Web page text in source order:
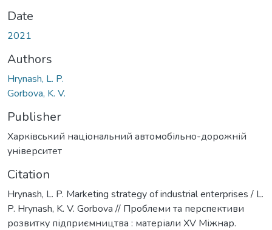
Date
2021
Authors
Hrynash, L. P.
Gorbova, K. V.
Publisher
Харківський національний автомобільно-дорожній
університет
Citation
Hrynash, L. P. Marketing strategy of industrial enterprises / L.
P. Hrynash, K. V. Gorbova // Проблеми та перспективи
розвитку підприємництва : матеріали ХV Міжнар.